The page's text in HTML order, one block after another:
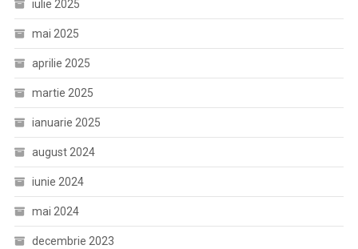
iulie 2025
mai 2025
aprilie 2025
martie 2025
ianuarie 2025
august 2024
iunie 2024
mai 2024
decembrie 2023